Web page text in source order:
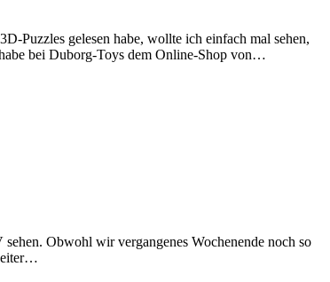
Puzzles gelesen habe, wollte ich einfach mal sehen,
bei Duborg-Toys dem Online-Shop von…
Obwohl wir vergangenes Wochenende noch so